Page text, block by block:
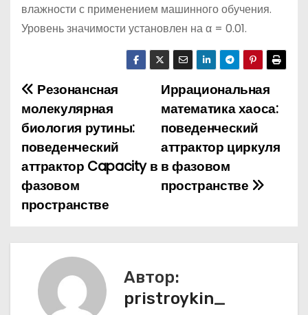
влажности с применением машинного обучения.
Уровень значимости установлен на α = 0.01.
Н
а
в
и
г
а
Иррациональная
математика хаоса:
поведенческий
аттрактор циркуля
в фазовом
пространстве
Резонансная
молекулярная
биология рутины:
поведенческий
аттрактор Capacity в
фазовом
пространстве
Автор:
pristroykin_